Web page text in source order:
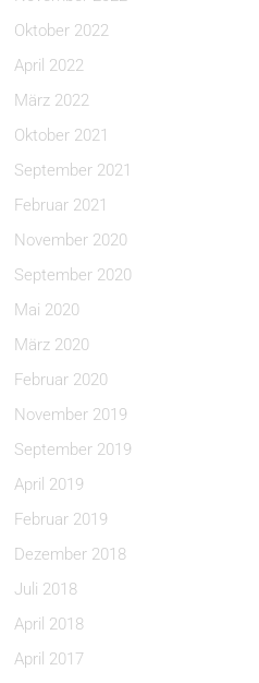
Oktober 2022
April 2022
März 2022
Oktober 2021
September 2021
Februar 2021
November 2020
September 2020
Mai 2020
März 2020
Februar 2020
November 2019
September 2019
April 2019
Februar 2019
Dezember 2018
Juli 2018
April 2018
April 2017